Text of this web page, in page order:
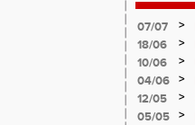
07/07 >
18/06
>
10/06
>
04/06
>
12/05 >
05/05 >